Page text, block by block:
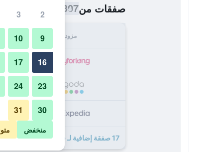
صفقات من307 ﷼
مزود
17 صفقة إضافية لـ فندق غراند بارونه دي ساسج
2
3
9
10
16
17
23
24
30
31
منخفض